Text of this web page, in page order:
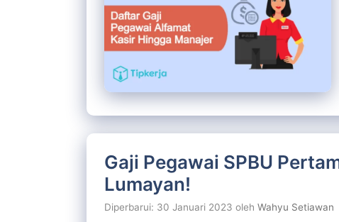
Gaji Pegawai SPBU
Lumayan!
Diperbarui: 30 Januari 2023 oleh Wahyu Setiawan